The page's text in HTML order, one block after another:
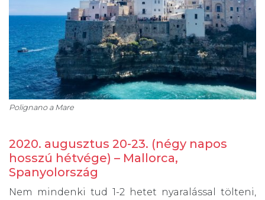
Polignano a Mare
2020. augusztus 20-23. (négy napos
hosszú hétvége) – Mallorca,
Spanyolország
Nem mindenki tud 1-2 hetet nyaralással tölteni,